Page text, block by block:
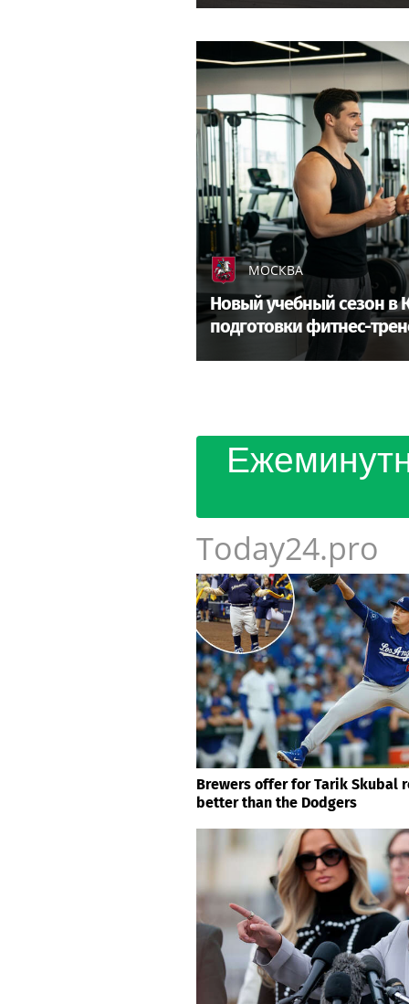
МОСКВА
Новый учебный сезон в
подготовки фитнес-
Today24.pro
Brewers offer for Tarik Skubal
better than the Dodgers